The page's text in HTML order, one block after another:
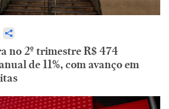
no 2º trimestre R$ 474
de 11%, com avanço em